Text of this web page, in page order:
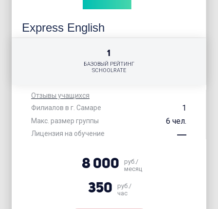
Express English
Отзывы учащихся
Филиалов в г. Самаре
1
Макс. размер группы 6 чел.
Лицензия на обучение
1
БАЗОВЫЙ РЕЙТИНГ
SCHOOLRATE
8 000
руб./
месяц
350
руб./
час